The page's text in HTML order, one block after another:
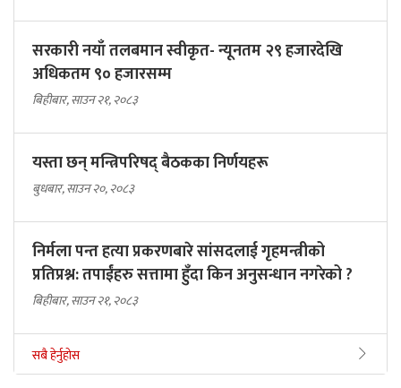
सरकारी नयाँ तलबमान स्वीकृत- न्यूनतम २९ हजारदेखि
अधिकतम ९० हजारसम्म
बिहीबार, साउन २१, २०८३
यस्ता छन् मन्त्रिपरिषद् बैठकका निर्णयहरू
बुधबार, साउन २०, २०८३
निर्मला पन्त हत्या प्रकरणबारे सांसदलाई गृहमन्त्रीको
प्रतिप्रश्न: तपाईंहरु सत्तामा हुँदा किन अनुसन्धान नगरेको ?
बिहीबार, साउन २१, २०८३
सबै हेर्नुहोस